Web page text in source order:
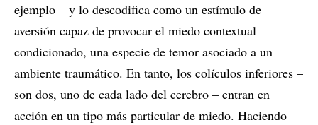
ejemplo – y lo descodifica como un estímulo de
aversión capaz de provocar el miedo contextual
condicionado, una especie de temor asociado a un
ambiente traumático. En tanto, los colículos inferiores –
son dos, uno de cada lado del cerebro – entran en
acción en un tipo más particular de miedo. Haciendo